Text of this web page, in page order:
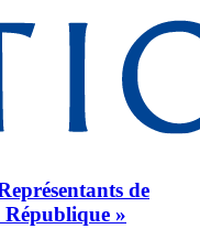
de
République »